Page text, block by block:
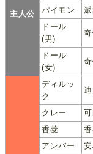
主人公 パイモン
ドール
(男)
ドール
(女)
ディルッ
ク
クレー
香菱
アンバー